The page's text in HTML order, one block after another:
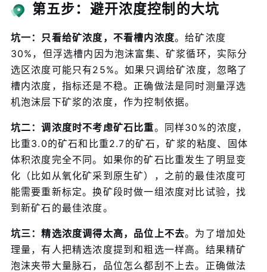
第五步：避开浓度控制的大坑
坑一：只看给矿浓度，不看槽内浓度。给矿浓度
30%，但浮选槽内因为泡沫富集、矿浆循环，实际分
选区浓度可能只有25%。如果只调给矿浓度，忽略了
槽内浓度，指标还是不稳。正确做法是同时测量浮选
机泡沫层下矿浆的浓度，作为控制依据。
坑二：调浓度时不考虑矿石比重。同样30%的浓度，
比重3.0的矿石和比重2.7的矿石，矿浆的粘度、固体
体积浓度完全不同。如果你的矿石比重发生了明显变
化（比如从氧化矿采到原生矿），之前的最佳浓度可
能需要重新标定。换矿段时做一组浓度对比试验，找
到新矿石的最佳浓度。
坑三：精选浓度调得太高，品位上不去。为了增加处
理量，有人把精选浓度提到和粗选一样高。结果精矿
泡沫夹带大量脉石，品位怎么都刮不上去。正确做法